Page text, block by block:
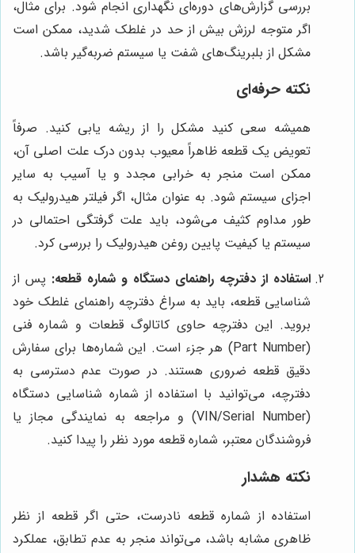
بررسی گزارش‌های دوره‌ای نگهداری انجام شود. برای مثال،
اگر متوجه لرزش بیش از حد در غلطک شدید، ممکن است
مشکل از بلبرینگ‌های شفت یا سیستم ضربه‌گیر باشد.
نکته حرفه‌ای
همیشه سعی کنید مشکل را از ریشه یابی کنید. صرفاً
تعویض یک قطعه ظاهراً معیوب بدون درک علت اصلی آن،
ممکن است منجر به خرابی مجدد و یا آسیب به سایر
اجزای سیستم شود. به عنوان مثال، اگر فیلتر هیدرولیک به
طور مداوم کثیف می‌شود، باید علت گرفتگی احتمالی در
سیستم یا کیفیت پایین روغن هیدرولیک را بررسی کرد.
استفاده از دفترچه راهنمای دستگاه و شماره قطعه: پس از
شناسایی قطعه، باید به سراغ دفترچه راهنمای غلطک خود
بروید. این دفترچه حاوی کاتالوگ قطعات و شماره فنی
(Part Number) هر جزء است. این شماره‌ها برای سفارش
دقیق قطعه ضروری هستند. در صورت عدم دسترسی به
دفترچه، می‌توانید با استفاده از شماره شناسایی دستگاه
(VIN/Serial Number) و مراجعه به نمایندگی مجاز یا
فروشندگان معتبر، شماره قطعه مورد نظر را پیدا کنید.
نکته هشدار
استفاده از شماره قطعه نادرست، حتی اگر قطعه از نظر
ظاهری مشابه باشد، می‌تواند منجر به عدم تطابق، عملکرد